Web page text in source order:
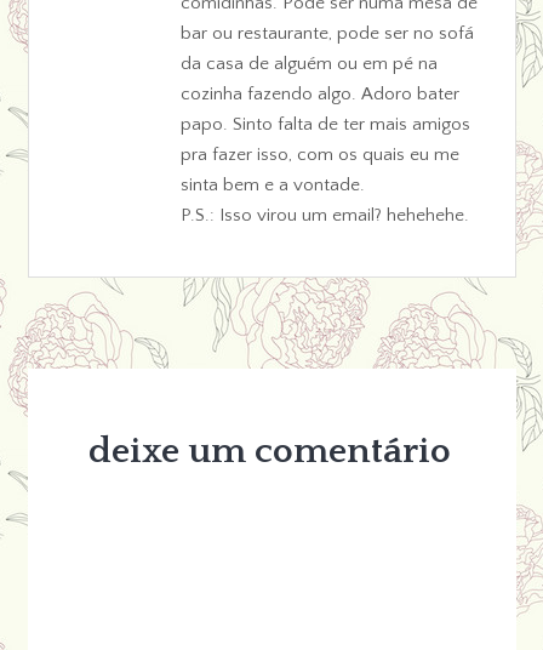
bar ou restaurante, pode ser no sofá
da casa de alguém ou em pé na
cozinha fazendo algo. Adoro bater
papo. Sinto falta de ter mais amigos
pra fazer isso, com os quais eu me
sinta bem e a vontade.
P.S.: Isso virou um email? hehehehe.
deixe um comentário